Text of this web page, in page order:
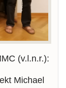
(v.l.n.r.):
Michael